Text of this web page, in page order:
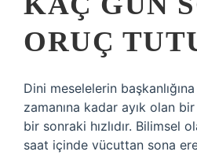
ORUÇ
Dini meselelerin
zamanına kadar ayık olan
bir sonraki hızlıdır. Bilimsel
saat içinde vücuttan sona